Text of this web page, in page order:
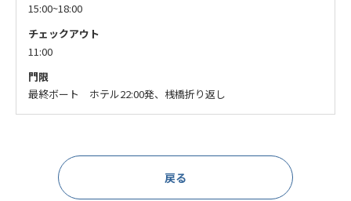
15:00~18:00
チェックアウト
11:00
門限
最終ボート ホテル22:00発、桟橋折り返し
戻る